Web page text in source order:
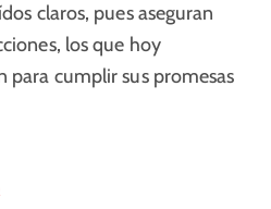
claros, pues aseguran
los que hoy
para cumplir sus promesas